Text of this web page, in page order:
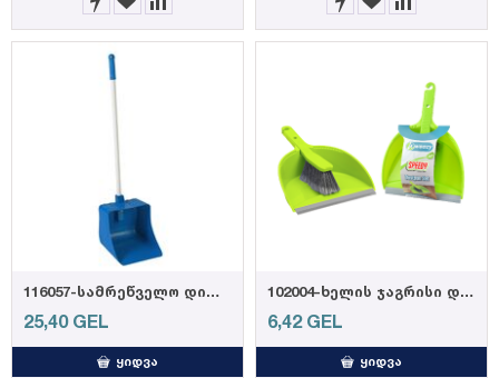
116057-სამრეწველო დიდი ნაგვის ასაღები
25,40 GEL
ᲧᲘᲓᲕᲐ
102004-ხელის ჯაგრისი და ნაგვის ასაღები
6,42 GEL
ᲧᲘᲓᲕᲐ